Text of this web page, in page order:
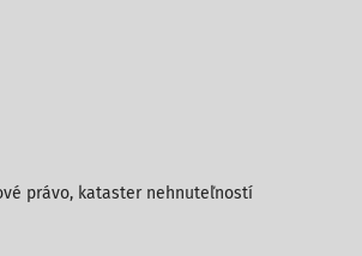
právo, kataster nehnuteľností